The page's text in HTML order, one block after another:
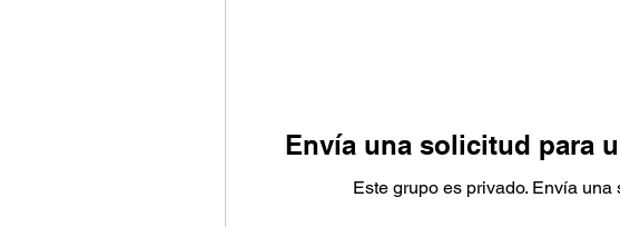
Envía una solicitud para
Este grupo es privado. Envía